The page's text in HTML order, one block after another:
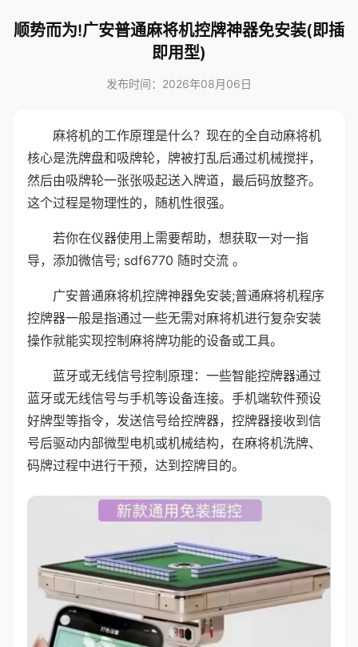
顺势而为!广安普通麻将机控牌神器免安装(即插
即用型)
发布时间：2026年08月06日
麻将机的工作原理是什么？现在的全自动麻将机
核心是洗牌盘和吸牌轮，牌被打乱后通过机械搅拌，
然后由吸牌轮一张张吸起送入牌道，最后码放整齐。
这个过程是物理性的，随机性很强。
若你在仪器使用上需要帮助，想获取一对一指
导，添加微信号; sdf6770 随时交流 。
广安普通麻将机控牌神器免安装;普通麻将机程序
控牌器一般是指通过一些无需对麻将机进行复杂安装
操作就能实现控制麻将牌功能的设备或工具。
蓝牙或无线信号控制原理：一些智能控牌器通过
蓝牙或无线信号与手机等设备连接。手机端软件预设
好牌型等指令，发送信号给控牌器，控牌器接收到信
号后驱动内部微型电机或机械结构，在麻将机洗牌、
码牌过程中进行干预，达到控牌目的。